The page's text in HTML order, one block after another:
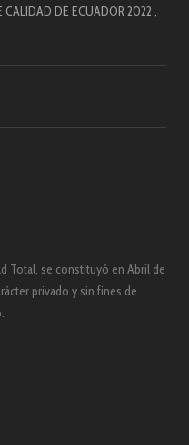
CALIDAD DE ECUADOR 2022 ,
Total, se constituyó en Abril de
privado y sin fines de